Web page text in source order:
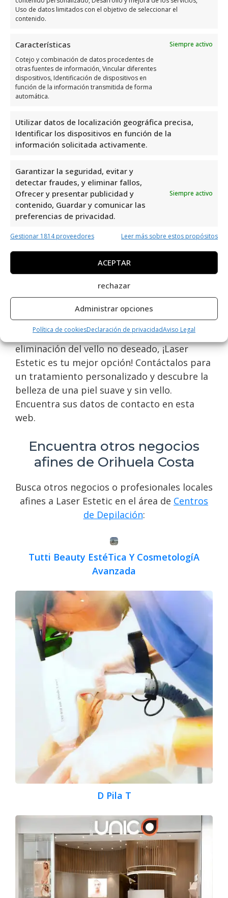
Uso de datos limitados con el objetivo de seleccionar el
contenido.
Características
Siempre activo
Cotejo y combinación de datos procedentes de
otras fuentes de información, Vincular diferentes
dispositivos, Identificación de dispositivos en
función de la información transmitida de forma
automática.
Utilizar datos de localización geográfica precisa,
Identificar los dispositivos en función de la
información solicitada activamente.
Garantizar la seguridad, evitar y
detectar fraudes, y eliminar fallos,
Ofrecer y presentar publicidad y
contenido, Guardar y comunicar las
preferencias de privacidad.
Siempre activo
Gestionar 1814 proveedores Leer más sobre estos propósitos
ACEPTAR
rechazar
Administrar opciones
Política de cookiesDeclaración de privacidadAviso Legal
Domingo
Cerrado
Opiniones y datos adicional
sobre Laser Estetic
Laser Estetices un centro de depilación
ubicado en La Zenia, Alicante, España. Con
es evidente que sus clientes están
satisfechos con sus servicios. Si buscas una
vello, este centro es una excelente opción.
Confía en la experiencia y profesionalismo
de Laser Estetic para obtener resultados
satisfactorios.
Laser Estetic es uno de los mejores
especialistas en centros de depilación en
Orihuela Costa. Ofrecen servicios de
depilación láser de alta calidad para
avanzada y personal altamente capacitado,
garantizan resultados efectivos y seguros. Si
buscas una solución duradera para la
eliminación del vello no deseado, ¡Laser
Estetic es tu mejor opción! Contáctalos para
un tratamiento personalizado y descubre la
belleza de una piel suave y sin vello.
Encuentra sus datos de contacto en esta
web.
Encuentra otros negocios
afines de Orihuela Costa
Busca otros negocios o profesionales locales
afines a Laser Estetic en el área de Centros
de Depilación:
Tutti Beauty EstéTica Y CosmetologíA
Avanzada
D Pila T